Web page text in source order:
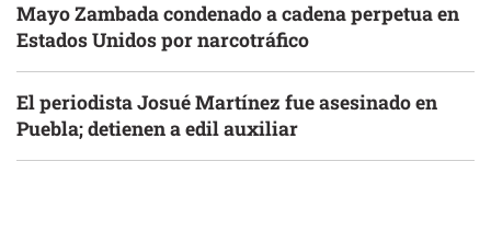
Mayo Zambada condenado a cadena perpetua en
Estados Unidos por narcotráfico
El periodista Josué Martínez fue asesinado en
Puebla; detienen a edil auxiliar